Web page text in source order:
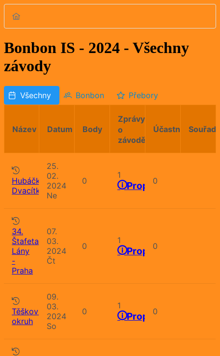
Bonbon IS - 2024 - Všechny
závody
Všechny Bonbon Přebory
Název Datum Body
Zprávy
o
závodě
Účastníků
Hubáčkova
Dvacítka
25.
02.
2024
Ne
0
1
Propozice
0
34.
Štafeta
Lány
-
Praha
07.
03.
2024
Čt
0
1
Propozice
0
Těškovský
okruh
09.
03.
2024
So
0
1
Propozice
0